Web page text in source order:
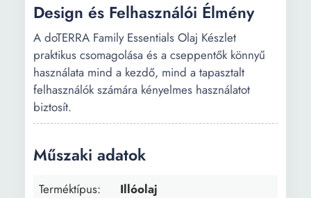
Design és Felhasználói Élmény
A doTERRA Family Essentials Olaj Készlet
praktikus csomagolása és a cseppentők könnyű
használata mind a kezdő, mind a tapasztalt
felhasználók számára kényelmes használatot
biztosít.
Műszaki adatok
Terméktípus:
Illóolaj